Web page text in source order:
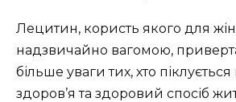
Лецитин, користь якого для
надзвичайно вагомою,
більше уваги тих, хто
здоров’я та здоровий спосіб